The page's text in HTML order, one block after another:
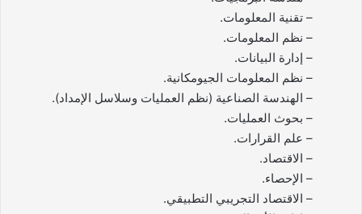
– تقنية المعلومات.
– نظم المعلومات.
– إدارة البيانات.
– نظم المعلومات الجيومكانية.
– الهندسة الصناعية (نظم العمليات وسلاسل الإمداد).
– بحوث العمليات.
– علم القرارات.
– الاقتصاد.
– الإحصاء.
– الاقتصاد التجريبي التطبيقي.